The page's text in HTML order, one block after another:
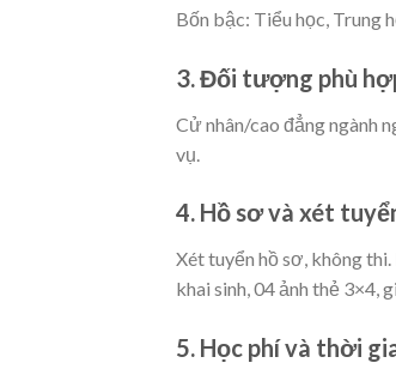
Bốn bậc: Tiểu học, Trung
3. Đối tượng phù
Cử nhân/cao đẳng ngành
vụ.
4. Hồ sơ và xét
Xét tuyển hồ sơ, không
khai sinh, 04 ảnh thẻ 3×4,
5. Học phí và thời